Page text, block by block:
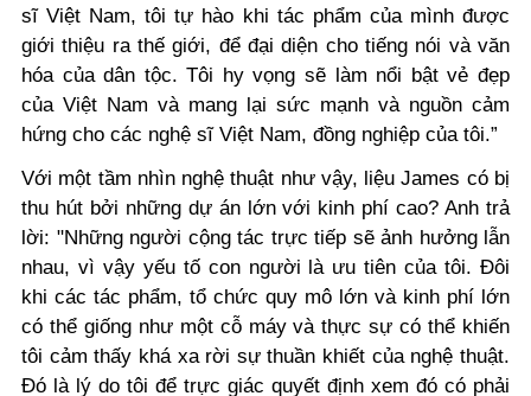
sĩ Việt Nam, tôi tự hào khi tác phẩm của mình được
giới thiệu ra thế giới, để đại diện cho tiếng nói và văn
hóa của dân tộc. Tôi hy vọng sẽ làm nổi bật vẻ đẹp
của Việt Nam và mang lại sức mạnh và nguồn cảm
hứng cho các nghệ sĩ Việt Nam, đồng nghiệp của tôi.”
Với một tầm nhìn nghệ thuật như vậy, liệu James có bị
thu hút bởi những dự án lớn với kinh phí cao? Anh trả
lời: "Những người cộng tác trực tiếp sẽ ảnh hưởng lẫn
nhau, vì vậy yếu tố con người là ưu tiên của tôi. Đôi
khi các tác phẩm, tổ chức quy mô lớn và kinh phí lớn
có thể giống như một cỗ máy và thực sự có thể khiến
tôi cảm thấy khá xa rời sự thuần khiết của nghệ thuật.
Đó là lý do tôi để trực giác quyết định xem đó có phải